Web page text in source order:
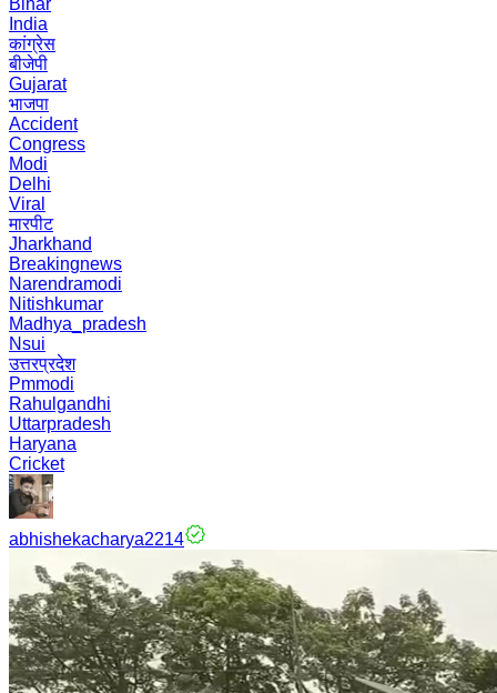
Bihar
India
कांग्रेस
बीजेपी
Gujarat
भाजपा
Accident
Congress
Modi
Delhi
Viral
मारपीट
Jharkhand
Breakingnews
Narendramodi
Nitishkumar
Madhya_pradesh
Nsui
उत्तरप्रदेश
Pmmodi
Rahulgandhi
Uttarpradesh
Haryana
Cricket
abhishekacharya2214